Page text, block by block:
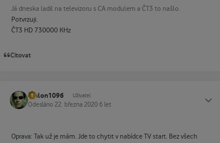
Já dneska ladil na televizoru s CA modulem a ČT3 to našlo.
Potvrzuji.
ČT3 HD 730000 KHz
Citovat
athlon1096 Uživatel
Odesláno 22. března 2020 6 let
Oprava: Tak už je mám. Jde to chytit v nabídce TV start. Bez všech